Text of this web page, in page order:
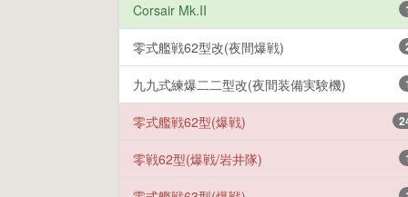
Corsair Mk.II
零式艦戦62型改(夜間爆戦)
九九式練爆二二型改(夜間装備実験機)
零式艦戦62型(爆戦)
零戦62型(爆戦/岩井隊)